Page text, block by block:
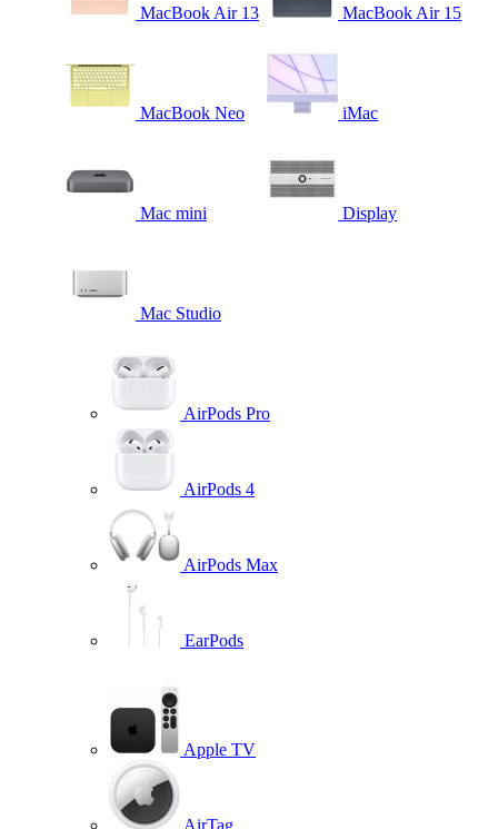
MacBook Air 13 MacBook Air 15
MacBook Neo iMac
Mac mini Display
Mac Studio
AirPods Pro
AirPods 4
AirPods Max
EarPods
Apple TV